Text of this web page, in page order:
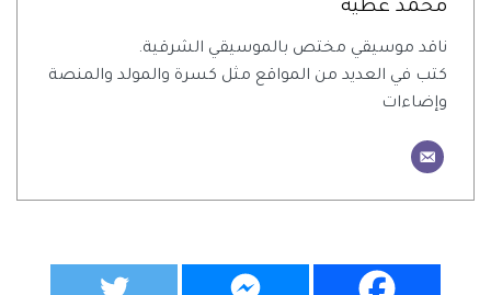
محمد عطية
ناقد موسيقي مختص بالموسيقي الشرقية.
كتب في العديد من المواقع مثل كسرة والمولد والمنصة
وإضاءات